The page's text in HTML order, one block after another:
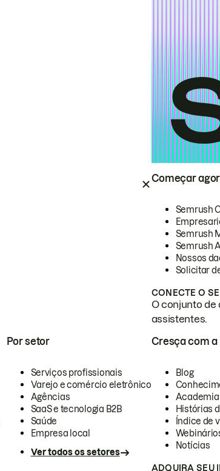
Começar
Semrush
Semrush
Semrush
Nossos
Solicitar
CONECTE O
O conjunto de
assistentes.
Por setor
Serviços profissionais
Varejo e comércio eletrônico
Agências
SaaS e tecnologia B2B
Saúde
Empresa local
Ver todos os setores
Cresça com a
Blog
Academia
Histórias
Índice de
Notícias
ADQUIRA SEU